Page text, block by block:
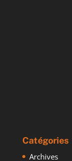
Catégories
Archives